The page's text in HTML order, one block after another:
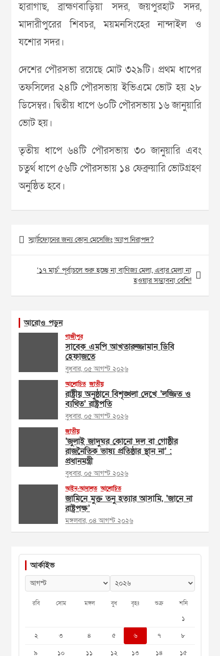
হারাগাছ, ব্রাহ্মণবাড়িয়া সদর, জয়পুরহাট সদর,
মাদারীপুরের শিবচর, ময়মনসিংহের নান্দাইল ও
যশোর সদর।
দেশের পৌরসভা রয়েছে মোট ৩২৯টি। প্রথম ধাপের
তফসিলের ২৪টি পৌরসভায় ইভিএমে ভোট হয় ২৮
ডিসেম্বর। দ্বিতীয় ধাপে ৬০টি পৌরসভায় ১৬ জানুয়ারি
ভোট হয়।
তৃতীয় ধাপে ৬৪টি পৌরসভায় ৩০ জানুয়ারি এবং
চতুর্থ ধাপে ৫৬টি পৌরসভায় ১৪ ফেব্রুয়ারি ভোটগ্রহণ
অনুষ্ঠিত হবে।
Post
navigation
স্মার্টফোনের জন্য কোন মেসেজিং অ্যাপ নিরাপদ?
‘১৭ মার্চ’ পূর্বাচলে শুরু হচ্ছে না বাণিজ্য মেলা, এবার মেলা না
হওয়ার সম্ভাবনা বেশি!
আরোও পড়ুন
গাজীপুর
সাবেক এমপি আখতারুজ্জামান ডিবি
হেফাজতে
বুধবার, ০৫ আগস্ট ২০২৬
আলোচিত জাতীয়
রাষ্ট্রীয় অনুষ্ঠানে বিশৃঙ্খলা দেখে ‘লজ্জিত ও
ব্যথিত’ রাষ্ট্রপতি
বুধবার, ০৫ আগস্ট ২০২৬
জাতীয়
‘জুলাই জাদুঘর কোনো দল বা গোষ্ঠীর
রাজনৈতিক ভাষ্য প্রতিষ্ঠার স্থান না’ :
প্রধানমন্ত্রী
বুধবার, ০৫ আগস্ট ২০২৬
আইন-আদালত আলোচিত
জামিনে মুক্ত তনু হত্যার আসামি, ‘জানে না
রাষ্ট্রপক্ষ’
মঙ্গলবার, ০৪ আগস্ট ২০২৬
আর্কাইভ
রবি সোম মঙ্গল বুধ বৃহঃ শুক্র শনি
১
২
৩ ৪ ৫ ৬ ৭
৮
৯
১০ ১১ ১২ ১৩ ১৪ ১৫